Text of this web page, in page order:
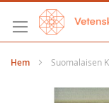
Hoppa
till
innehållet
Hem Suomalaisen